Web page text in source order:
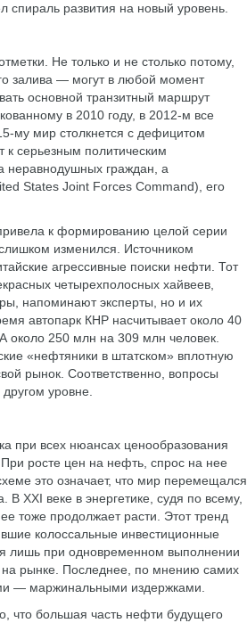
спираль развития на новый уровень.
Не только и не столько потому,
залива — могут в любой момент
основной транзитный маршрут
в 2010 году, в 2012-м все
му мир столкнется с дефицитом
серьезным политическим
неравнодушных граждан, а
States Joint Forces Command), его
к формированию целой серии
изменился. Источником
агрессивные поиски нефти. Тот
четырехполосных хайвеев,
напоминают эксперты, но и их
автопарк КНР насчитывает около 40
250 млн на 309 млн человек.
«нефтяники в штатском» вплотную
рынок. Соответственно, вопросы
уровне.
при всех нюансах ценообразования
росте цен на нефть, спрос на нее
это означает, что мир перемещался
В XXI веке в энергетике, судя по всему,
тоже продолжает расти. Этот тренд
колоссальные инвестиционные
лишь при одновременном выполнении
на рынке. Последнее, по мнению самих
— маржинальными издержками.
что большая часть нефти будущего